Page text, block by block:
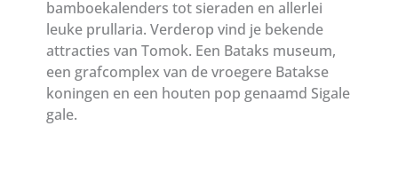
bamboekalenders tot sieraden en allerlei
leuke prullaria. Verderop vind je bekende
attracties van Tomok. Een Bataks museum,
een grafcomplex van de vroegere Batakse
koningen en een houten pop genaamd Sigale
gale.